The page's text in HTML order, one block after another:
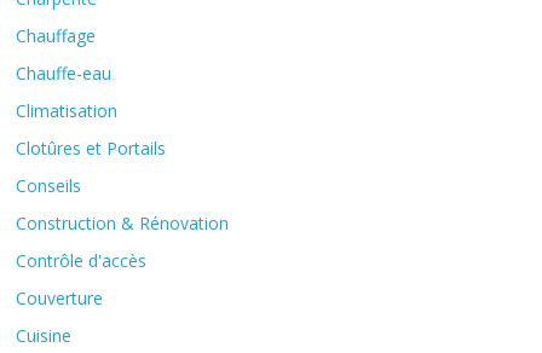
Chauffage
Chauffe-eau
Climatisation
Clotûres et Portails
Conseils
Construction & Rénovation
Contrôle d'accès
Couverture
Cuisine